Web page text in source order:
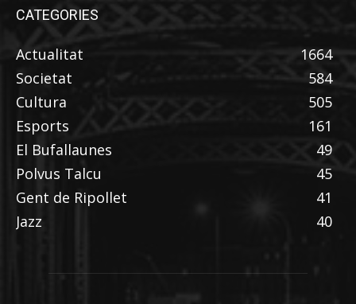
CATEGORIES
Actualitat
1664
Societat
584
Cultura
505
Esports
161
El Bufallaunes
49
Polvus Talcu
45
Gent de Ripollet
41
Jazz
40